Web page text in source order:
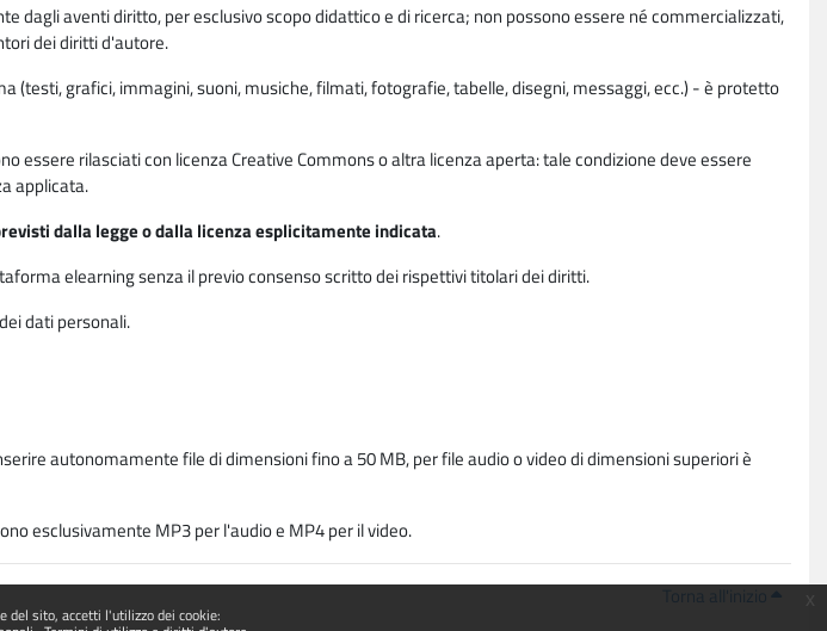
del sito, accetti l'utilizzo dei cookie:
aventi diritto, per esclusivo scopo didattico e di ricerca; non possono essere né commercializzati,
dei diritti d'autore.
grafici, immagini, suoni, musiche, filmati, fotografie, tabelle, disegni, messaggi, ecc.) - è protetto
essere rilasciati con licenza Creative Commons o altra licenza aperta: tale condizione deve essere
applicata.
dalla legge o dalla licenza esplicitamente indicata.
elearning senza il previo consenso scritto dei rispettivi titolari dei diritti.
dati personali.
autonomamente file di dimensioni fino a 50 MB, per file audio o video di dimensioni superiori è
esclusivamente MP3 per l'audio e MP4 per il video.
Torna all'inizio